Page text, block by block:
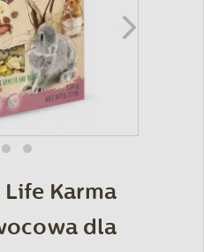
Life Karma
dla